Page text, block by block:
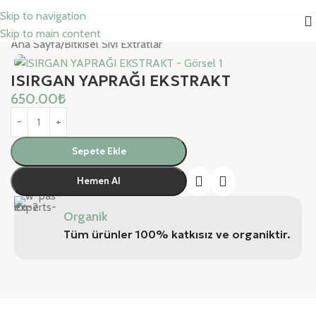
Skip to navigation
Skip to main content
Ana Sayfa/Bitkisel Sıvı Extratlar
ISIRGAN YAPRAĞI EKSTRAKT
650.00₺
Sepete Ekle
Hemen Al
Organik
Tüm ürünler 100% katkısız ve organiktir.